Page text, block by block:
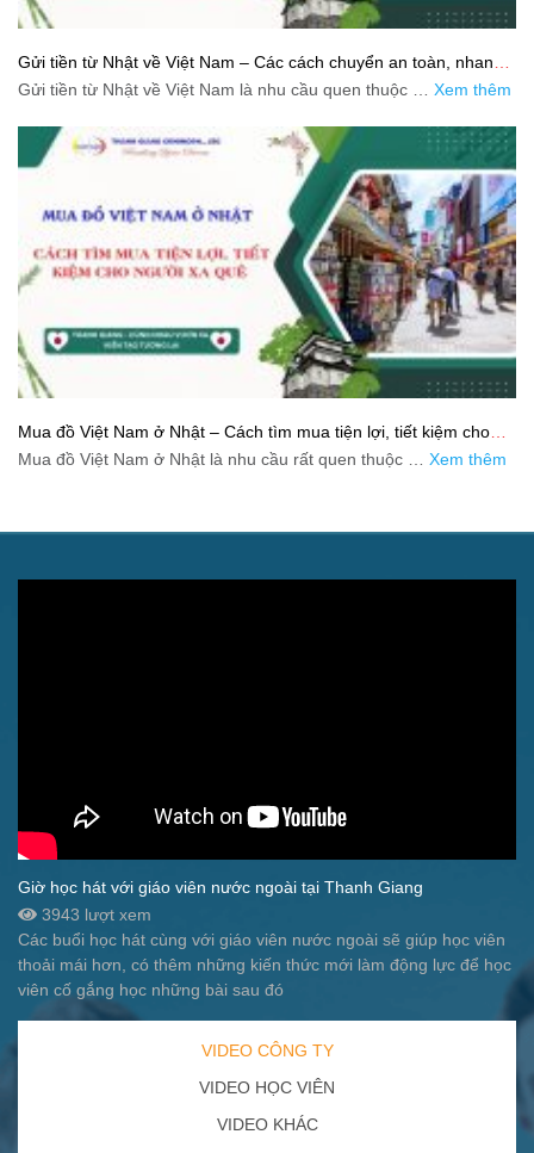
Gửi tiền từ Nhật về Việt Nam – Các cách chuyển an toàn, nhanh
và tiết kiệm
Gửi tiền từ Nhật về Việt Nam là nhu cầu quen thuộc … Xem thêm
Mua đồ Việt Nam ở Nhật – Cách tìm mua tiện lợi, tiết kiệm cho
người xa quê
Mua đồ Việt Nam ở Nhật là nhu cầu rất quen thuộc … Xem thêm
Giờ học hát với giáo viên nước ngoài tại Thanh Giang
3943 lượt xem
Các buổi học hát cùng với giáo viên nước ngoài sẽ giúp học viên
thoải mái hơn, có thêm những kiến thức mới làm động lực để học
viên cố gắng học những bài sau đó
VIDEO CÔNG TY
VIDEO HỌC VIÊN
VIDEO KHÁC